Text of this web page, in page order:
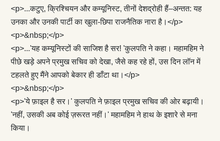
<p>...कटुए, क्रिश्चियन और कम्यूनिस्ट, तीनों देशद्रोही हैं–अन्तत: यह
उनका और उनकी पार्टी का खुला-छिपा राजनैतिक नारा है।</p>
<p>&nbsp;</p>
<p>...'यह कम्यूनिस्टों की साजिश है सर! 'कुलपति ने कहा। महामहिम ने
पीछे खड़े अपने प्रमुख सचिव को देखा, जैसे कह रहे हों, उस दिन लॉन में
टहलते हुए मैंने आपको बेकार ही डाँटा था।</p>
<p>&nbsp;</p>
<p>'ये फ़ाइल है सर।' कुलपति ने फ़ाइल प्रमुख सचिव की ओर बढ़ायी।
'नहीं, उसकी अब कोई ज़रूरत नहीं।' महामहिम ने हाथ के इशारे से मना
किया।